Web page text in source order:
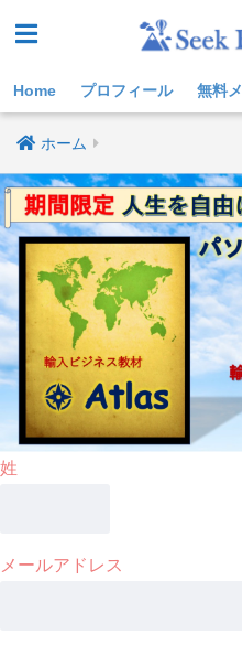
Home プロフィール 無料
ホーム
姓
メールアドレス